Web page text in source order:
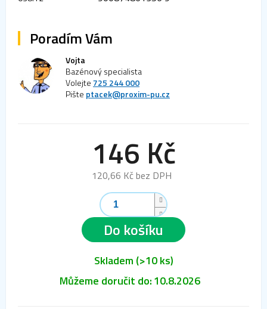
Poradím Vám
Vojta
Bazénový specialista
Volejte725 244 000
Pište ptacek@proxim-pu.cz
146 Kč
120,66 Kč bez DPH
cena:
Do košíku
Skladem (>10 ks)
Můžeme doručit do:10.8.2026